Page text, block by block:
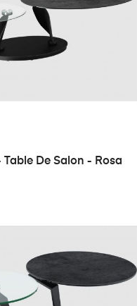
Table De Salon - Rosa